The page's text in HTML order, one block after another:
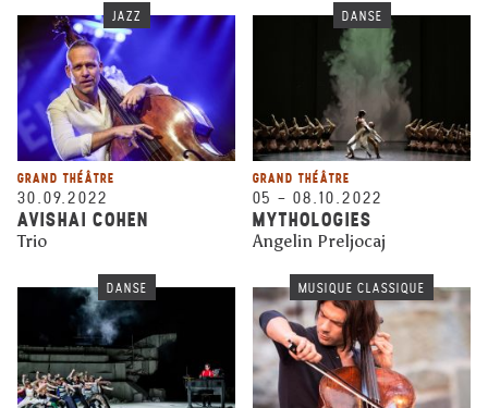
JAZZ
GRAND THÉÂTRE
30.09.2022
AVISHAI COHEN
Trio
DANSE
GRAND THÉÂTRE
05 – 08.10.2022
MYTHOLOGIES
Angelin Preljocaj
DANSE MUSIQUE CLASSIQUE